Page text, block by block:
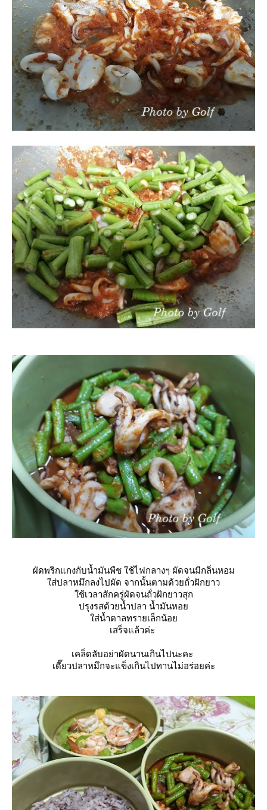
ผัดพริกแกงกับน้ำมันพืช ใช้ไฟกลางๆ ผัดจนมีกลิ่นหอม
ส่ปลาหมึกลงไปผัด จากนั้นตามด้วยถั่วฝักยาว
ช้เวลาสักครู่ผัดจนถั่วฝักยาวสุก
ปรุงรสด้วยน้ำปลา น้ำมันหอ
ส่น้ำตาลทรายเล็กน้อ
เสร็จแล้วค่ะ
เคล็ดลับอย่าผัดนานเกินไปนะคะ
เดี๊ยวปลาหมึกจะแข็งเกินไปทานไม่อร่อยค่ะ